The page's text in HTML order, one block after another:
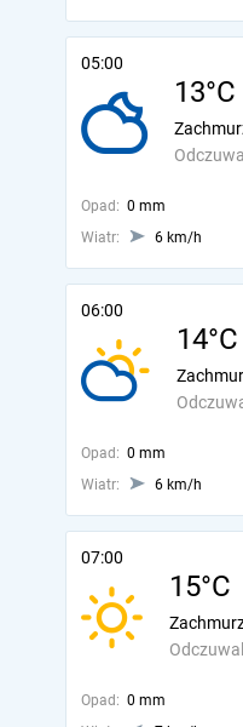
05:00
13°C
Opad: 0 mm
Wiatr:
6 km/h
06:00
14°C
Opad: 0 mm
Wiatr:
6 km/h
07:00
15°C
Opad: 0 mm